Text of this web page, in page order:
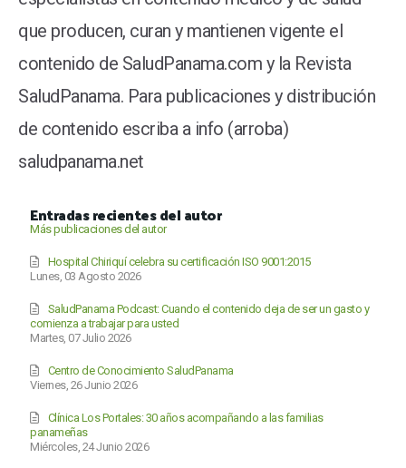
que producen, curan y mantienen vigente el
contenido de SaludPanama.com y la Revista
SaludPanama. Para publicaciones y distribución
de contenido escriba a info (arroba)
saludpanama.net
Entradas recientes del autor
Más publicaciones del autor
Lunes, 03 Agosto 2026
Hospital Chiriquí celebra su certificación ISO 9001:2015
Martes, 07 Julio 2026
SaludPanama Podcast: Cuando el contenido deja de ser un gasto y
comienza a trabajar para usted
Viernes, 26 Junio 2026
Centro de Conocimiento SaludPanama
Miércoles, 24 Junio 2026
Clínica Los Portales: 30 años acompañando a las familias
panameñas